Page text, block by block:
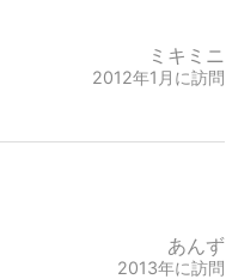
ミキミニ
2012年1月に訪問
あんず
2013年に訪問